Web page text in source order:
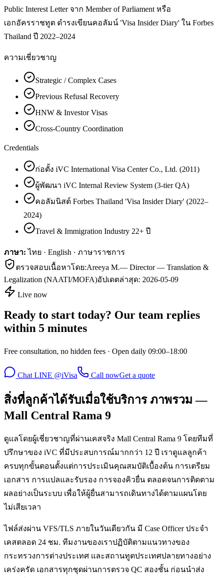
Public Interest Letter จาก Member of Parliament หรือ
เอกอัครราชทูต ดำรงเขียนคอลัมน์ 'Visa Insider Diary' ใน Forbes
Thailand ปี 2022–2024
ความเชี่ยวชาญ
Strategic / Complex Cases
Previous Refusal Recovery
HNW & Investor Visas
Cross-Country Coordination
Credentials
ก่อตั้ง iVC International Visa Center Co., Ltd. (2011)
ผู้พัฒนา iVC Internal Review System (3-tier QA)
คอลัมนิสต์ Forbes Thailand 'Visa Insider Diary' (2022–
2024)
Travel & Immigration Industry 22+ ปี
ภาษา: ไทย · English · ภาษาราชการ
ตรวจสอบเนื้อหาโดย:Areeya M.— Director — Translation &
Legalization (NAATI/MOFA)อัปเดตล่าสุด: 2026-05-09
Live now
Ready to start today? Our team replies
within 5 minutes
Free consultation, no hidden fees · Open daily 09:00–18:00
Chat LINE @iVisa Call nowGet a quote
สิ่งที่ลูกค้าได้รับเมื่อใช้บริการ ภาพรวม —
Mall Central Rama 9
ดูแลโดยผู้เชี่ยวชาญที่ผ่านเคสจริง Mall Central Rama 9 โดยทีมที่
ปรึกษาของ iVC ที่มีประสบการณ์มากกว่า 12 ปี เราดูแลลูกค้า
ครบทุกขั้นตอนตั้งแต่การประเมินคุณสมบัติเบื้องต้น การเตรียม
เอกสาร การแปลและรับรอง การจองคิวยื่น ตลอดจนการติดตาม
ผลอย่างเป็นระบบ เพื่อให้ผู้ยื่นสามารถเดินทางได้ตามแผนโดย
ไม่เสียเวลา
ไฟล์ส่งผ่าน VFS/TLS ภายในวันเดียวกัน มี Case Officer ประจำ
เคสตลอด 24 ชม. ทีมงานของเราปฏิบัติตามแนวทางของ
กระทรวงการต่างประเทศ และสถานทูตประเทศปลายทางอย่าง
เคร่งครัด เอกสารทุกชุดผ่านการตรวจ QC สองชั้น ก่อนนำส่ง